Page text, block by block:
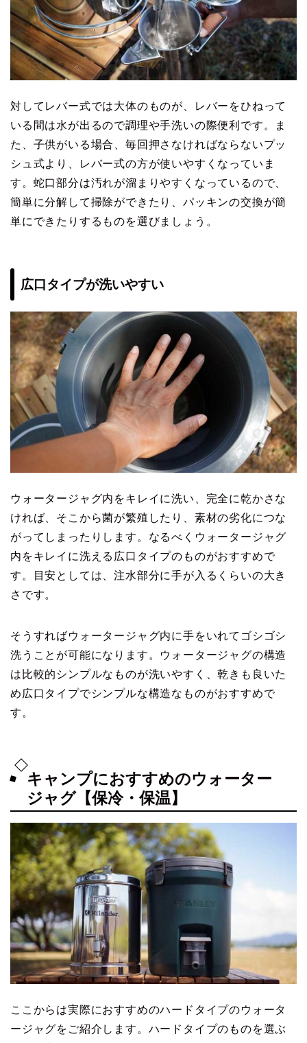
対してレバー式では大体のものが、レバーをひねって
いる間は水が出るので調理や手洗いの際便利です。ま
た、子供がいる場合、毎回押さなければならないプッ
シュ式より、レバー式の方が使いやすくなっていま
す。蛇口部分は汚れが溜まりやすくなっているので、
簡単に分解して掃除ができたり、パッキンの交換が簡
単にできたりするものを選びましょう。
広口タイプが洗いやすい
ウォータージャグ内をキレイに洗い、完全に乾かさな
ければ、そこから菌が繁殖したり、素材の劣化につな
がってしまったりします。なるべくウォータージャグ
内をキレイに洗える広口タイプのものがおすすめで
す。目安としては、注水部分に手が入るくらいの大き
さです。
そうすればウォータージャグ内に手をいれてゴシゴシ
洗うことが可能になります。ウォータージャグの構造
は比較的シンプルなものが洗いやすく、乾きも良いた
め広口タイプでシンプルな構造なものがおすすめで
す。
キャンプにおすすめのウォーター
ジャグ【保冷・保温】
ここからは実際におすすめのハードタイプのウォータ
ージャグをご紹介します。ハードタイプのものを選ぶ